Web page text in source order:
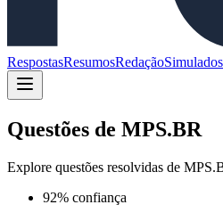
RespostasResumosRedaçãoSimulados
Questões de MPS.BR
Explore questões resolvidas de
92% confiança